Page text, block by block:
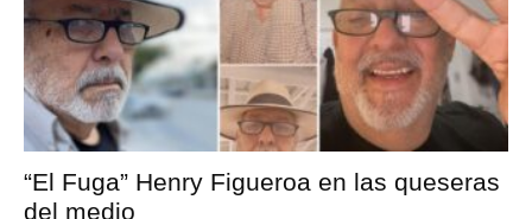
“El Fuga” Henry Figueroa en las queseras
del medio